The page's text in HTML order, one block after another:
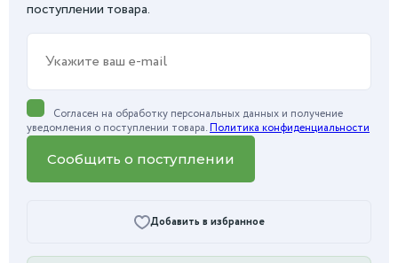
поступлении товара.
Согласен на обработку персональных данных и получение
уведомления о поступлении товара.Политика конфиденциальности
Сообщить о поступлении
Добавить в избранное